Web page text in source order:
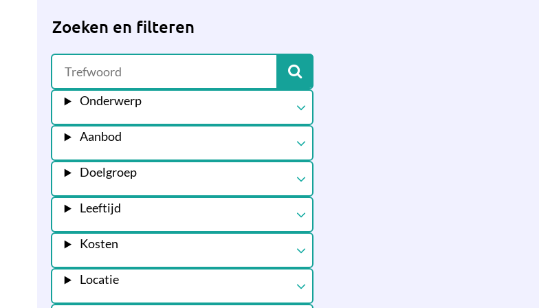
Zoeken en filteren
Onderwerp
Aanbod
Doelgroep
Leeftijd
Kosten
Locatie